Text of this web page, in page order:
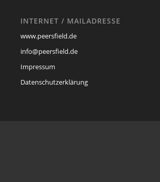
INTERNET / MAILADRESSE
www.peersfield.de
info@peersfield.de
Impressum
Datenschutzerklärung